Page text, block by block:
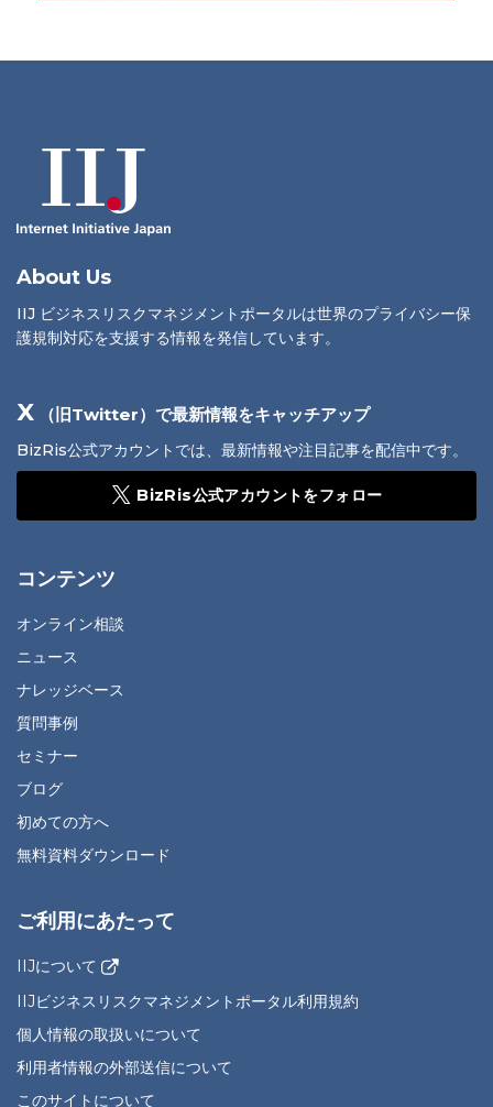
About Us
IIJ ビジネスリスクマネジメントポータルは世界のプライバシー保
護規制対応を支援する情報を発信しています。
X （旧Twitter）で最新情報をキャッチアップ
BizRis公式アカウントでは、最新情報や注目記事を配信中です。
BizRis公式アカウントをフォロー
コンテンツ
オンライン相談
ニュース
ナレッジベース
質問事例
セミナー
ブログ
初めての方へ
無料資料ダウンロード
ご利用にあたって
IIJについて
IIJビジネスリスクマネジメントポータル利用規約
個人情報の取扱いについて
利用者情報の外部送信について
このサイトについて